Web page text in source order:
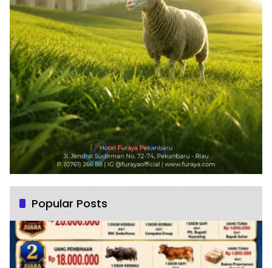
Popular Posts